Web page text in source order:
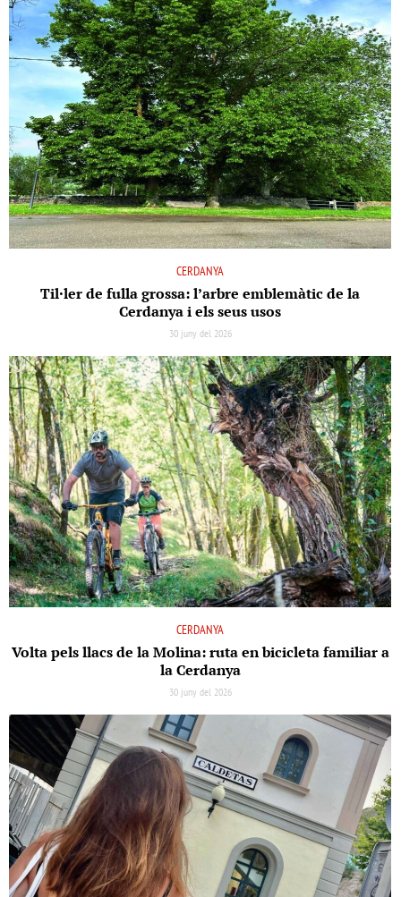
CERDANYA
Til·ler de fulla grossa: l’arbre emblemàtic de la
Cerdanya i els seus usos
30 juny del 2026
CERDANYA
Volta pels llacs de la Molina: ruta en bicicleta familiar a
la Cerdanya
30 juny del 2026